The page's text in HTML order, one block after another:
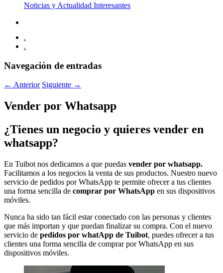
Noticias y Actualidad Interesantes
.
.
Navegación de entradas
← Anterior Siguiente →
Vender por Whatsapp
¿Tienes un negocio y quieres vender en
whatsapp?
En Tuibot nos dedicamos a que puedas vender por whatsapp.
Facilitamos a los negocios la venta de sus productos. Nuestro nuevo
servicio de pedidos por WhatsApp te permite ofrecer a tus clientes
una forma sencilla de comprar por WhatsApp en sus dispositivos
móviles.
Nunca ha sido tan fácil estar conectado con las personas y clientes
que más importan y que puedan finalizar su compra. Con el nuevo
servicio de pedidos por whatApp de Tuibot, puedes ofrecer a tus
clientes una forma sencilla de comprar por WhatsApp en sus
dispositivos móviles.